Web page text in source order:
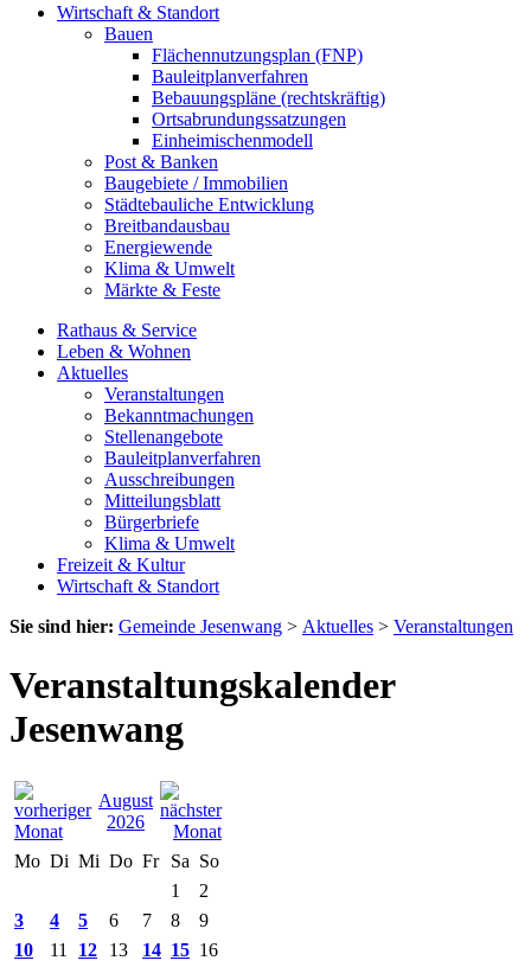
Wirtschaft & Standort
Bauen
Flächennutzungsplan (FNP)
Bauleitplanverfahren
Bebauungspläne (rechtskräftig)
Ortsabrundungssatzungen
Einheimischenmodell
Post & Banken
Baugebiete / Immobilien
Städtebauliche Entwicklung
Breitbandausbau
Energiewende
Klima & Umwelt
Märkte & Feste
Rathaus & Service
Leben & Wohnen
Aktuelles
Veranstaltungen
Bekanntmachungen
Stellenangebote
Bauleitplanverfahren
Ausschreibungen
Mitteilungsblatt
Bürgerbriefe
Klima & Umwelt
Freizeit & Kultur
Wirtschaft & Standort
Sie sind hier: Gemeinde Jesenwang > Aktuelles > Veranstaltungen
Veranstaltungskalender
Jesenwang
August
2026
Mo Di Mi Do Fr Sa So
1
2
3
4 5 6 7 8
9
10
11 12 13 14 15 16